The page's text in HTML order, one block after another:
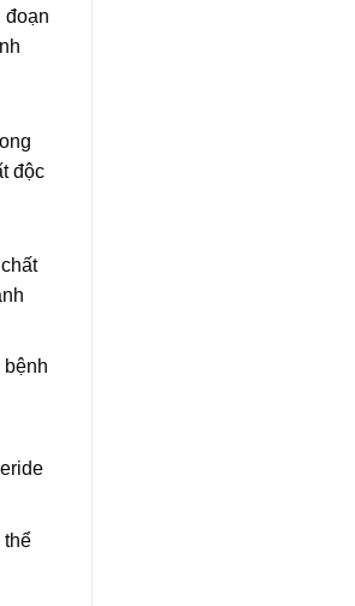
đoạn
độc
thể